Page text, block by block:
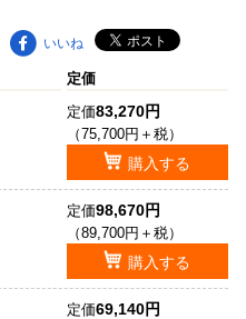
いいね
定価
定価83,270円
（75,700円＋税）
購入する
定価98,670円
（89,700円＋税）
購入する
定価69,140円